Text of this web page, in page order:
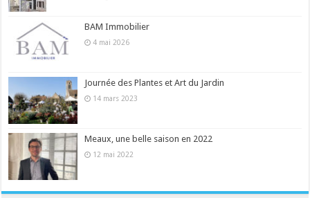
BAM Immobilier
4 mai 2026
Journée des Plantes et Art du Jardin
14 mars 2023
Meaux, une belle saison en 2022
12 mai 2022